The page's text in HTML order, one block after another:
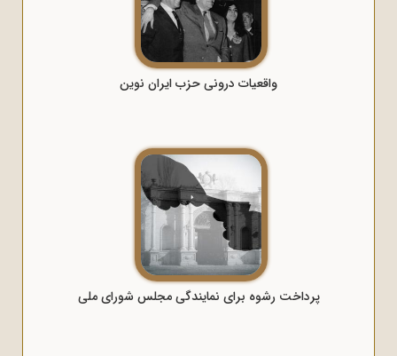
واقعیات درونی حزب ایران نوین
پرداخت رشوه برای نمایندگی مجلس شورای ملی